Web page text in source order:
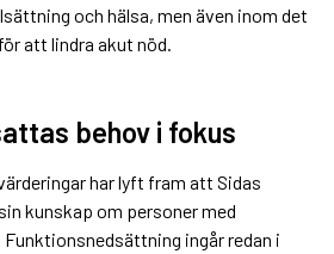
och hälsa, men även inom det
att lindra akut nöd.
behov i fokus
har lyft fram att Sidas
kunskap om personer med
ingår redan i